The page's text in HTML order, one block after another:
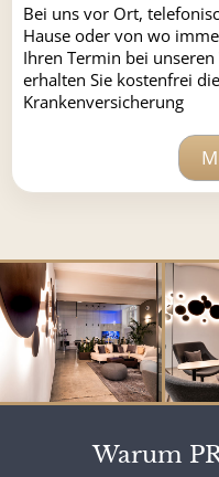
Bei uns vor Ort,
Hause oder von wo
Ihren Termin bei
erhalten Sie kostenfrei
Krankenversicherung
Warum